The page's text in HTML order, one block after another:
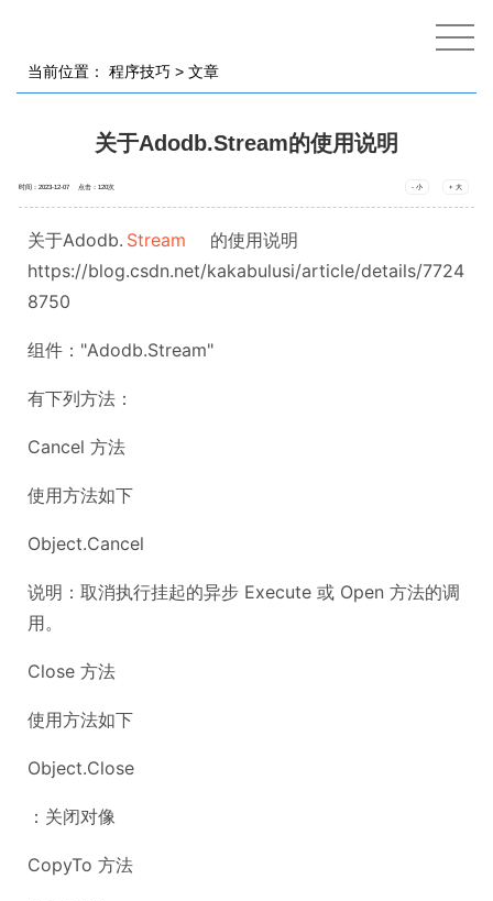
当前位置： 程序技巧 > 文章
关于Adodb.Stream的使用说明
时间：2023-12-07 点击：120次 - 小 + 大
关于Adodb. Stream
的使用说明
https://blog.csdn.net/kakabulusi/article/details/7724
8750
组件："Adodb.Stream"
有下列方法：
Cancel 方法
使用方法如下
Object.Cancel
说明：取消执行挂起的异步 Execute 或 Open 方法的调
用。
Close 方法
使用方法如下
Object.Close
：关闭对像
CopyTo 方法